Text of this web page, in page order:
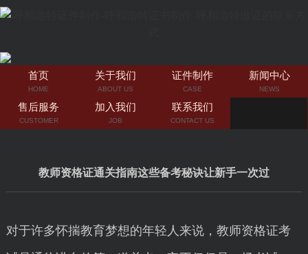
首页
HOME
关于我们
ABOUT US
证件制作
CASE
新闻中心
NEWS
售后服务
CUSTOMER
加入我们
JOB
联系我们
CONTACT US
教师资格证通关指南这些备考秘诀让新手一次过
对于许多怀揣教育梦想的年轻人来说，教师资格证考